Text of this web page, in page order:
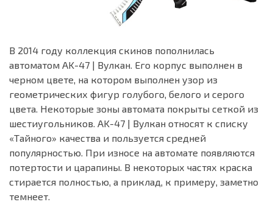
В 2014 году коллекция скинов пополнилась
автоматом AK-47 | Вулкан. Его корпус выполнен в
черном цвете, на котором выполнен узор из
геометрических фигур голубого, белого и серого
цвета. Некоторые зоны автомата покрыты сеткой из
шестиугольников. AK-47 | Вулкан относят к списку
«Тайного» качества и пользуется средней
популярностью. При износе на автомате появляются
потертости и царапины. В некоторых частях краска
стирается полностью, а приклад, к примеру, заметно
темнеет.